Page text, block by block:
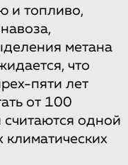
и топливо,
метана
что
пяти лет
от 100
одной